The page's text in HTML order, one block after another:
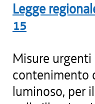
Legge
15
Misure
contenimento
luminoso, per